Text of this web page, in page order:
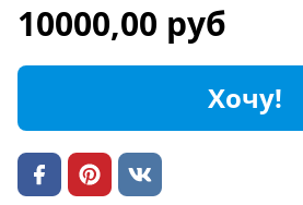
10000,00 руб
Хочу!